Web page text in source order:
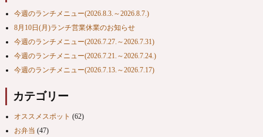
今週のランチメニュー(2026.8.3.～2026.8.7.)
8月10日(月)ランチ営業休業のお知らせ
今週のランチメニュー(2026.7.27.～2026.7.31)
今週のランチメニュー(2026.7.21.～2026.7.24.)
今週のランチメニュー(2026.7.13.～2026.7.17)
カテゴリー
オススメスポット (62)
お弁当 (47)